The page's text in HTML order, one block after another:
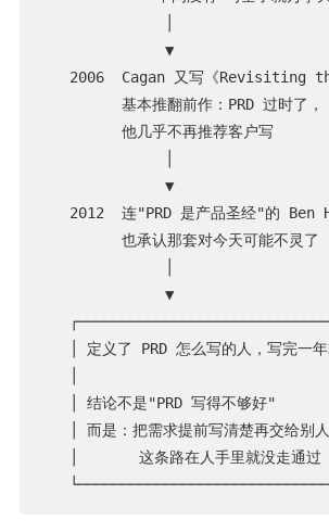
              ▼
2006  Cagan 又写《Revisiting
         基本推翻前作：PRD 过时了，
         他几乎不再推荐客户写
              ▼
2012  连"PRD 是产品圣经"的 Ben
         也承认那套对今天可能不灵了
              ▼
│ 定义了 PRD 怎么写的人，写完一年
│ 结论不是"PRD 写得不够好"
│ 而是：把需求提前写清楚再交给别人
│       这条路在人手里就没走通过